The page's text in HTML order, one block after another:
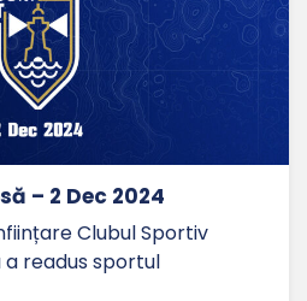
– 2 Dec 2024
Clubul Sportiv
readus sportul